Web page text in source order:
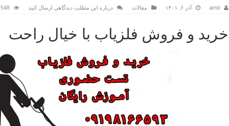
amd آذر ۶, ۱۴۰۱ مقالات درباره این مطلب دیدگاهی ارسال کنید 548 نمایش ها
خرید و فروش فلزیاب با خیال راحت